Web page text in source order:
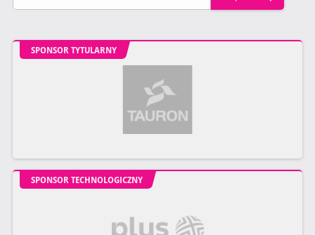
SPONSOR TYTULARNY
SPONSOR TECHNOLOGICZNY